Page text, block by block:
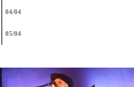
04/04
05/04